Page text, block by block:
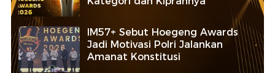
IM57+ Sebut Hoegeng Awards
Jadi Motivasi Polri Jalankan
Amanat Konstitusi